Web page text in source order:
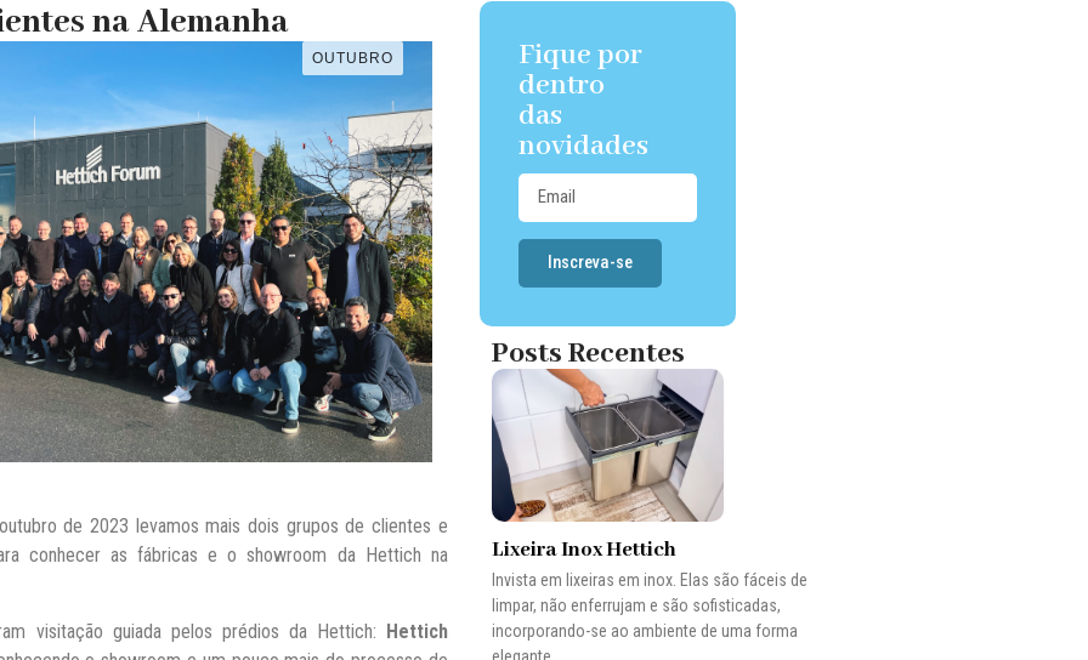
Fique por
dentro
das
novidades
Inscreva-se
Posts Recentes
Lixeira Inox Hettich
Invista em lixeiras em inox. Elas são fáceis de
limpar, não enferrujam e são sofisticadas,
incorporando-se ao ambiente de uma forma
na Alemanha
de 2023 levamos mais dois grupos de clientes e
conhecer as fábricas e o showroom da Hettich na
visitação guiada pelos prédios da Hettich: Hettich